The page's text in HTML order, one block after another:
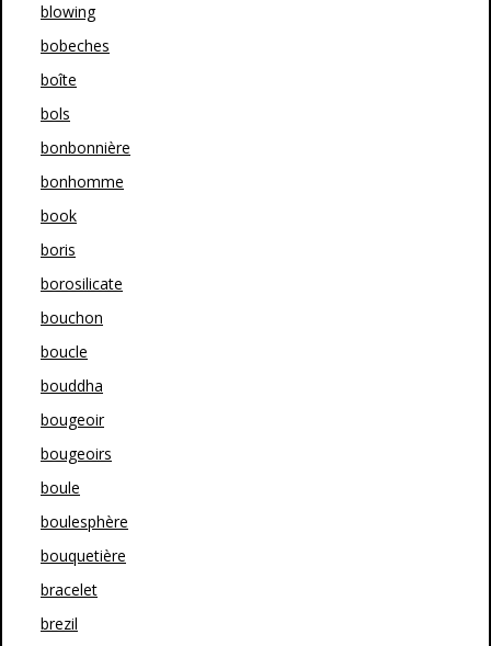
blowing
bobeches
boîte
bols
bonbonnière
bonhomme
book
boris
borosilicate
bouchon
boucle
bouddha
bougeoir
bougeoirs
boule
boulesphère
bouquetière
bracelet
brezil